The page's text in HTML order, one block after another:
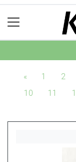
« 1 2
10
11